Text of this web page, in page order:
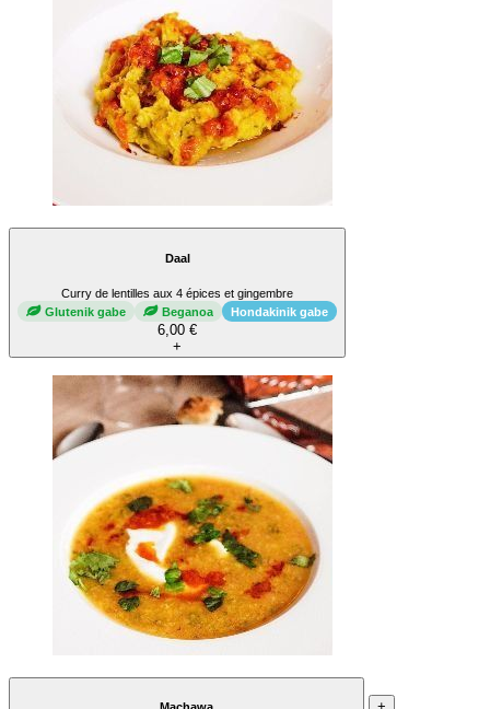
Daal
Curry de lentilles aux 4 épices et gingembre
Glutenik gabe
Beganoa Hondakinik gabe
6,00 €
+